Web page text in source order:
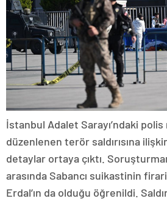
İstanbul Adalet Sarayı’ndaki polis
düzenlenen terör saldırısına
detaylar ortaya çıktı.
arasında Sabancı suikastinin firari
Erdal’ın da olduğu öğrenildi.